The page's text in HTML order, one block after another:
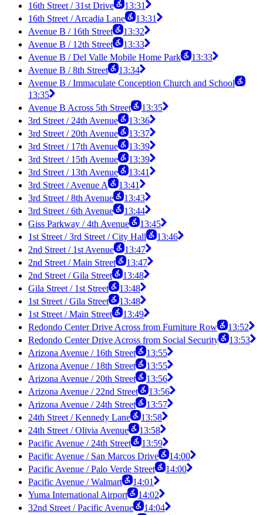
16th Street / 31st Drive
13:31
16th Street / Arcadia Lane
13:31
Avenue B / 16th Street
13:32
Avenue B / 12th Street
13:33
Avenue B / Del Valle Mobile Home Park
13:33
Avenue B / 8th Street
13:34
Avenue B / Immaculate Conception Church and School
13:35
Avenue B Across 5th Street
13:35
3rd Street / 24th Avenue
13:36
3rd Street / 20th Avenue
13:37
3rd Street / 17th Avenue
13:39
3rd Street / 15th Avenue
13:39
3rd Street / 13th Avenue
13:41
3rd Street / Avenue A
13:41
3rd Street / 8th Avenue
13:43
3rd Street / 6th Avenue
13:44
Giss Parkway / 4th Avenue
13:45
1st Street / 3rd Street / City Hall
13:46
2nd Street / 1st Avenue
13:47
2nd Street / Main Street
13:47
2nd Street / Gila Street
13:48
Gila Street / 1st Street
13:48
1st Street / Gila Street
13:48
1st Street / Main Street
13:49
Redondo Center Drive Across from Furniture Row
13:52
Redondo Center Drive Across from Social Security
13:53
Arizona Avenue / 16th Street
13:55
Arizona Avenue / 18th Street
13:55
Arizona Avenue / 20th Street
13:56
Arizona Avenue / 22nd Street
13:56
Arizona Avenue / 24th Street
13:57
24th Street / Kennedy Lane
13:58
24th Street / Olivia Avenue
13:58
Pacific Avenue / 24th Street
13:59
Pacific Avenue / San Marcos Drive
14:00
Pacific Avenue / Palo Verde Street
14:00
Pacific Avenue / Walmart
14:01
Yuma International Airport
14:02
32nd Street / Pacific Avenue
14:04